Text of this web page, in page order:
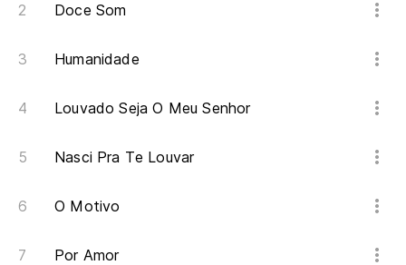
Doce Som
Humanidade
Louvado Seja O Meu Senhor
Nasci Pra Te Louvar
O Motivo
Por Amor